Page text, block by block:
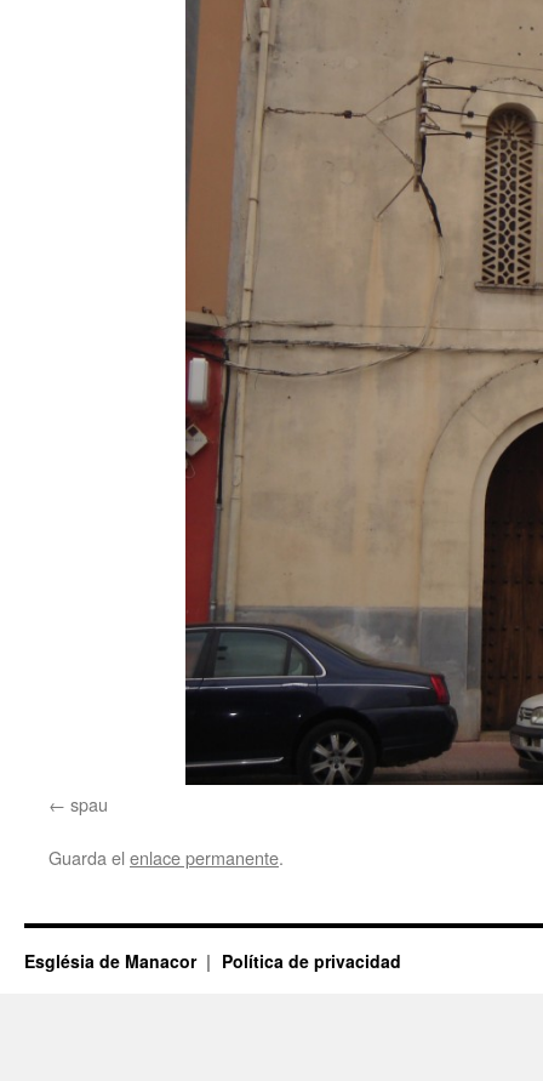
spau
Guarda el enlace permanente.
Església de Manacor Política de privacidad